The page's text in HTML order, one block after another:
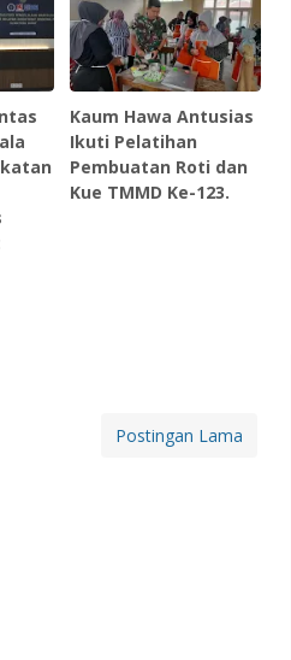
Kaum Hawa Antusias
Ikuti Pelatihan
Pembuatan Roti dan
Kue TMMD Ke-123.
Postingan Lama